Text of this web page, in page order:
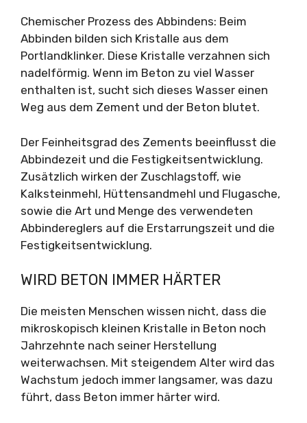
Chemischer Prozess des Abbindens: Beim
Abbinden bilden sich Kristalle aus dem
Portlandklinker. Diese Kristalle verzahnen sich
nadelförmig. Wenn im Beton zu viel Wasser
enthalten ist, sucht sich dieses Wasser einen
Weg aus dem Zement und der Beton blutet.
Der Feinheitsgrad des Zements beeinflusst die
Abbindezeit und die Festigkeitsentwicklung.
Zusätzlich wirken der Zuschlagstoff, wie
Kalksteinmehl, Hüttensandmehl und Flugasche,
sowie die Art und Menge des verwendeten
Abbindereglers auf die Erstarrungszeit und die
Festigkeitsentwicklung.
WIRD BETON IMMER HÄRTER
Die meisten Menschen wissen nicht, dass die
mikroskopisch kleinen Kristalle in Beton noch
Jahrzehnte nach seiner Herstellung
weiterwachsen. Mit steigendem Alter wird das
Wachstum jedoch immer langsamer, was dazu
führt, dass Beton immer härter wird.